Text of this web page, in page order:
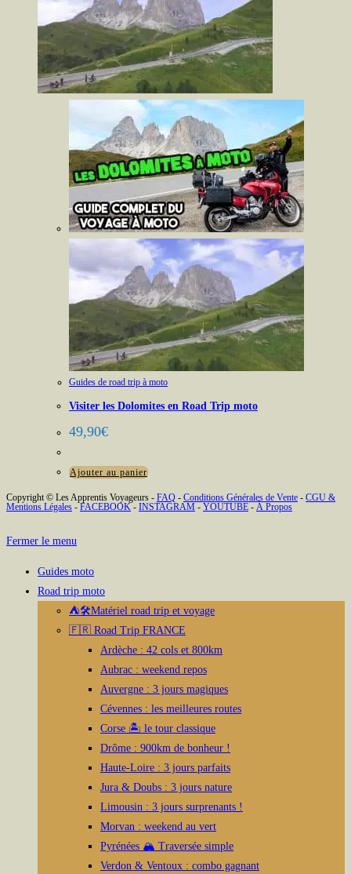
Guides de road trip à moto
Visiter les Dolomites en Road Trip moto
49,90€
Ajouter au panier
Copyright © Les Apprentis Voyageurs - FAQ - Conditions Générales de Vente - CGU &
Mentions Légales - FACEBOOK - INSTAGRAM - YOUTUBE - À Propos
Fermer le menu
Guides moto
Road trip moto
⛺🛠️Matériel road trip et voyage
🇫🇷 Road Trip FRANCE
Ardèche : 42 cols et 800km
Aubrac : weekend repos
Auvergne : 3 jours magiques
Cévennes : les meilleures routes
Corse 🏝️ le tour classique
Drôme : 900km de bonheur !
Haute-Loire : 3 jours parfaits
Jura & Doubs : 3 jours nature
Limousin : 3 jours surprenants !
Morvan : weekend au vert
Pyrénées 🏔️ Traversée simple
Verdon & Ventoux : combo gagnant